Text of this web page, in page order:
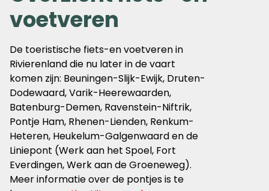
voetveren
De toeristische fiets-en voetveren in
Rivierenland die nu later in de vaart
komen zijn: Beuningen-Slijk-Ewijk, Druten-
Dodewaard, Varik-Heerewaarden,
Batenburg-Demen, Ravenstein-Niftrik,
Pontje Ham, Rhenen-Lienden, Renkum-
Heteren, Heukelum-Galgenwaard en de
Liniepont (Werk aan het Spoel, Fort
Everdingen, Werk aan de Groeneweg).
Meer informatie over de pontjes is te